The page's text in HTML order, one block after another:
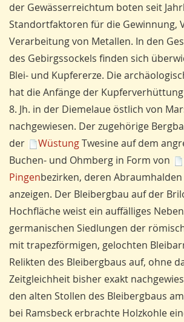
der Gewässerreichtum boten seit
Standortfaktoren für die Gewinnung,
Verarbeitung von Metallen. In den
des Gebirgssockels finden sich
Blei- und Kupfererze. Die
hat die Anfänge der
8. Jh. in der Diemelaue östlich von
nachgewiesen. Der zugehörige
der
WüstungTwesine auf dem
Buchen- und Ohmberg in Form von
Pingenbezirken, deren Abraumhalden
anzeigen. Der Bleibergbau auf der
Hochfläche weist ein auffälliges
germanischen Siedlungen der
mit trapezförmigen, gelochten
Relikten des Bleibergbaus auf, ohne
Zeitgleichheit bisher exakt
den alten Stollen des Bleibergbaus
bei Ramsbeck erbrachte Holzkohle